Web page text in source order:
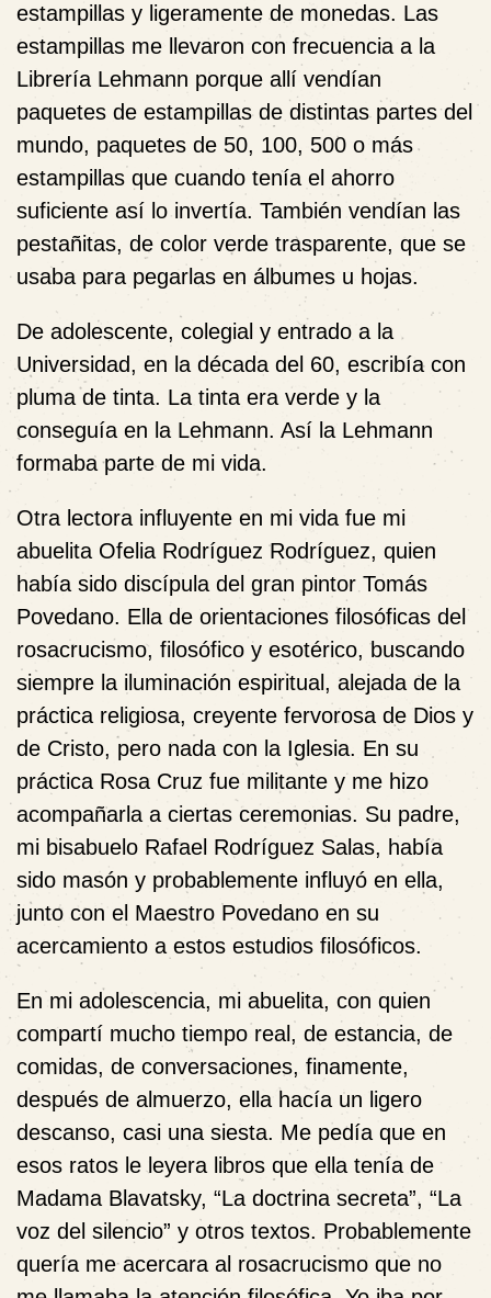
estampillas y ligeramente de monedas. Las
estampillas me llevaron con frecuencia a la
Librería Lehmann porque allí vendían
paquetes de estampillas de distintas partes del
mundo, paquetes de 50, 100, 500 o más
estampillas que cuando tenía el ahorro
suficiente así lo invertía. También vendían las
pestañitas, de color verde trasparente, que se
usaba para pegarlas en álbumes u hojas.
De adolescente, colegial y entrado a la
Universidad, en la década del 60, escribía con
pluma de tinta. La tinta era verde y la
conseguía en la Lehmann. Así la Lehmann
formaba parte de mi vida.
Otra lectora influyente en mi vida fue mi
abuelita Ofelia Rodríguez Rodríguez, quien
había sido discípula del gran pintor Tomás
Povedano. Ella de orientaciones filosóficas del
rosacrucismo, filosófico y esotérico, buscando
siempre la iluminación espiritual, alejada de la
práctica religiosa, creyente fervorosa de Dios y
de Cristo, pero nada con la Iglesia. En su
práctica Rosa Cruz fue militante y me hizo
acompañarla a ciertas ceremonias. Su padre,
mi bisabuelo Rafael Rodríguez Salas, había
sido masón y probablemente influyó en ella,
junto con el Maestro Povedano en su
acercamiento a estos estudios filosóficos.
En mi adolescencia, mi abuelita, con quien
compartí mucho tiempo real, de estancia, de
comidas, de conversaciones, finamente,
después de almuerzo, ella hacía un ligero
descanso, casi una siesta. Me pedía que en
esos ratos le leyera libros que ella tenía de
Madama Blavatsky, “La doctrina secreta”, “La
voz del silencio” y otros textos. Probablemente
quería me acercara al rosacrucismo que no